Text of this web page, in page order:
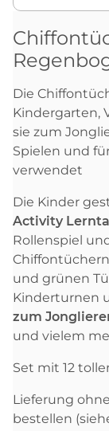
Die
Kindergarten,
sie zum
Spielen und
verwendet
Die Kinder
Activity
Rollenspiel
und grünen
Kinderturnen
zum
und vielem
Set mit 12
Lieferung
bestellen